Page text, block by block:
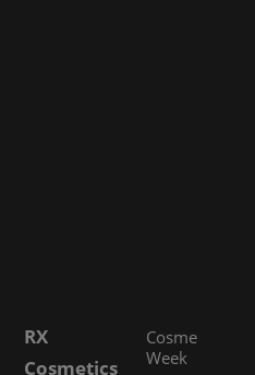
RX
Cosmetics
Cosme
Week